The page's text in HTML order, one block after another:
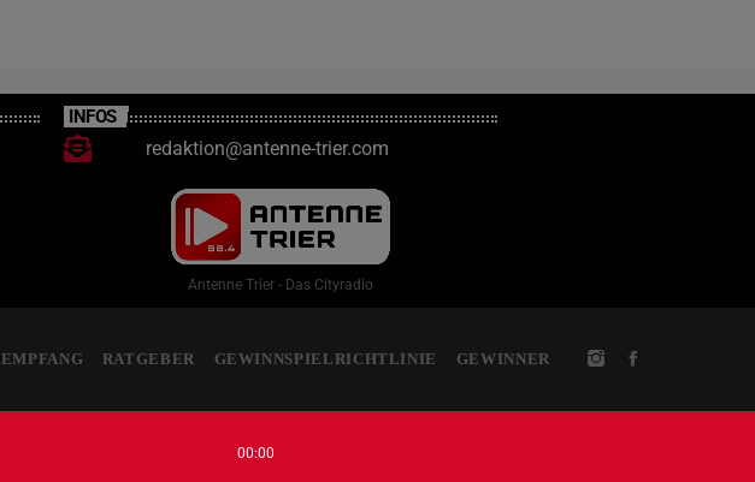
00:00
INFOS
redaktion@antenne-trier.com
Antenne Trier - Das Cityradio
EMPFANG RATGEBER GEWINNSPIELRICHTLINIE GEWINNER